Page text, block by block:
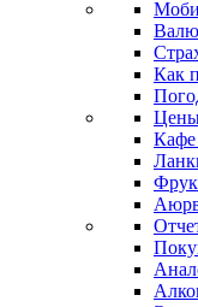
Как
Кафе